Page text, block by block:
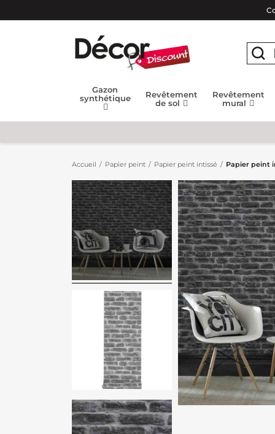
Gazon
synthétique
Revêtement
de sol
Revêtement
mural
Accueil Papier peint Papier peint intissé Papier peint